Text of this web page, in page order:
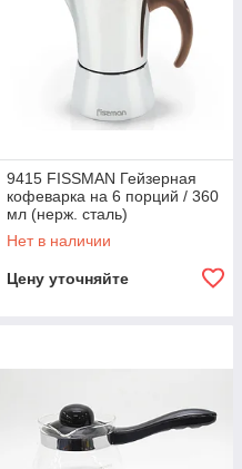
9415 FISSMAN Гейзерная
кофеварка на 6 порций / 360
мл (нерж. сталь)
Нет в наличии
Цену уточняйте